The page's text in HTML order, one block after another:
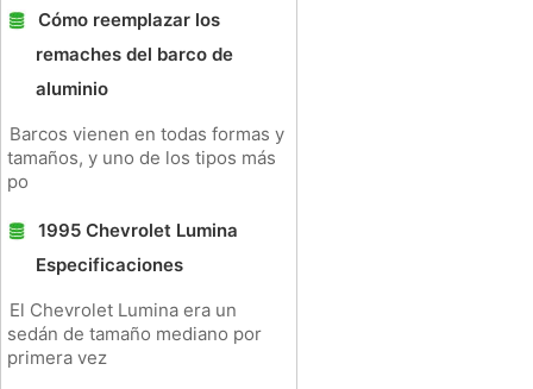
Cómo reemplazar los
remaches del barco de
aluminio
Barcos vienen en todas formas y
tamaños, y uno de los tipos más
po
1995 Chevrolet Lumina
Especificaciones
El Chevrolet Lumina era un
sedán de tamaño mediano por
primera vez